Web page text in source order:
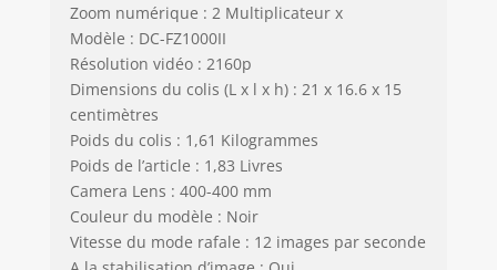
Zoom numérique : 2 Multiplicateur x
Modèle : DC-FZ1000II
Résolution vidéo : 2160p
Dimensions du colis (L x l x h) : 21 x 16.6 x 15
centimètres
Poids du colis : 1,61 Kilogrammes
Poids de l’article : 1,83 Livres
Camera Lens : 400-400 mm
Couleur du modèle : Noir
Vitesse du mode rafale : 12 images par seconde